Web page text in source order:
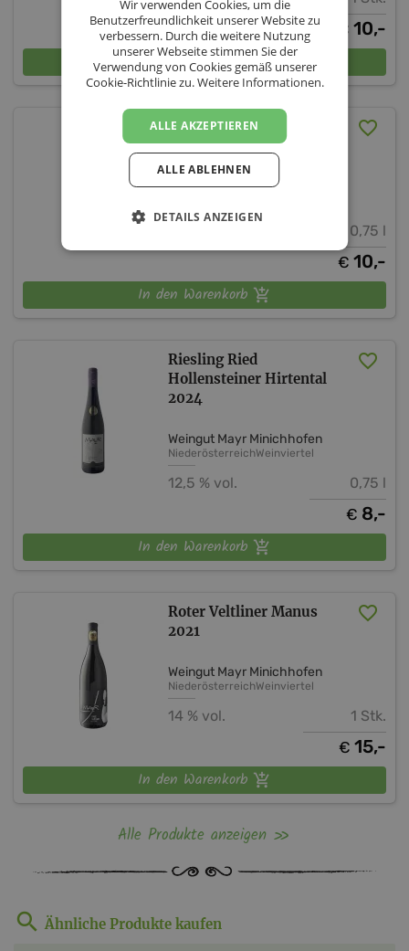
€ 10,-
In den Warenkorb
Gemischter Satz Großvata
2023
Weingut Mayr Minichhofen
0,75 l
€ 10,-
In den Warenkorb
Riesling Ried
Hollensteiner Hirtental
2024
Weingut Mayr Minichhofen
NiederösterreichWeinviertel
12,5 % vol. 0,75 l
€ 8,-
In den Warenkorb
Roter Veltliner Manus
2021
Weingut Mayr Minichhofen
NiederösterreichWeinviertel
14 % vol. 1 Stk.
€ 15,-
In den Warenkorb
Alle Produkte anzeigen
Ähnliche Produkte kaufen
Wir verwenden Cookies, um die
Benutzerfreundlichkeit unserer Website zu
verbessern. Durch die weitere Nutzung
unserer Webseite stimmen Sie der
Verwendung von Cookies gemäß unserer
Cookie-Richtlinie zu.Weitere Informationen.
ALLE AKZEPTIEREN
ALLE ABLEHNEN
DETAILS ANZEIGEN